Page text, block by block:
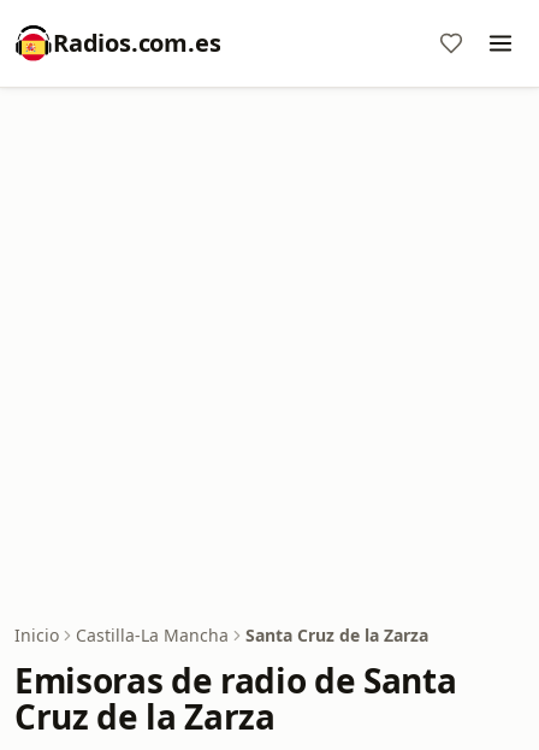
Radios.com.es
Inicio Castilla-La Mancha Santa Cruz de la Zarza
Emisoras de radio de Santa
Cruz de la Zarza